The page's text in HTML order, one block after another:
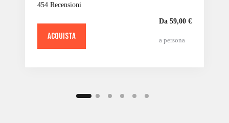
454 Recensioni
ACQUISTA
Da 59,00 €
a persona